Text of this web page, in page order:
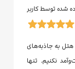
شده توسط کاربر
هتل به جاذبه‌های
نکنیم. تنها